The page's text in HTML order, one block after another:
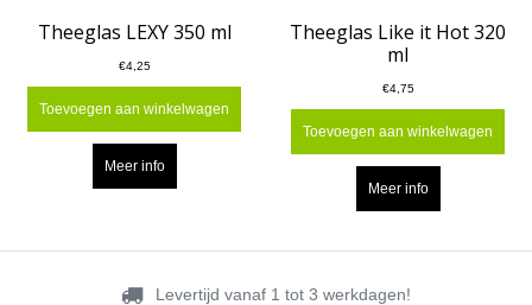
Theeglas LEXY 350 ml
€4,25
Toevoegen aan winkelwagen
Meer info
Theeglas Like it Hot 320
ml
€4,75
Toevoegen aan winkelwagen
Meer info
Levertijd vanaf 1 tot 3 werkdagen!